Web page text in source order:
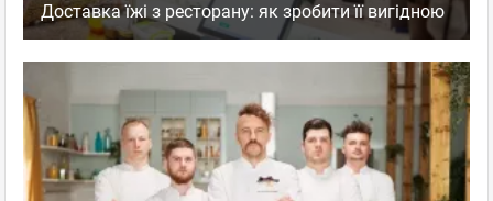
Доставка їжі з ресторану: як зробити її вигідною